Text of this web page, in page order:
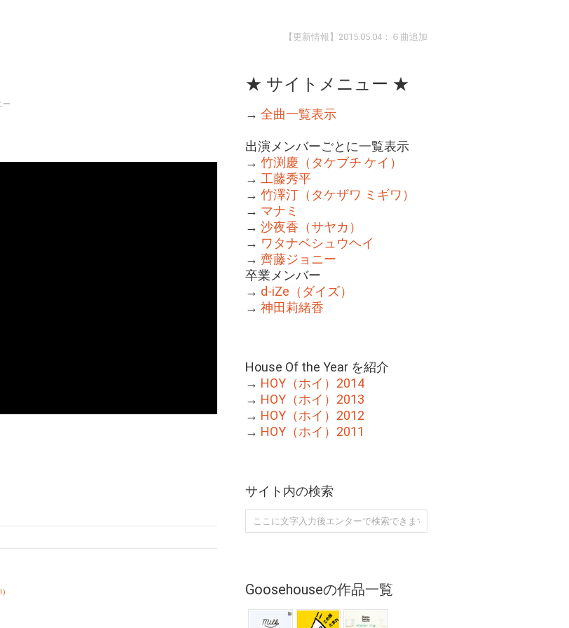
【更新情報】2015.05.04：６曲追加
ー
★ サイトメニュー ★
→ 全曲一覧表示
出演メンバーごとに一覧表示
→ 竹渕慶（タケブチ ケイ）
→ 工藤秀平
→ 竹澤汀（タケザワ ミギワ）
→ マナミ
→ 沙夜香（サヤカ）
→ ワタナベシュウヘイ
→ 齊藤ジョニー
卒業メンバー
→ d-iZe（ダイズ）
→ 神田莉緒香
House Of the Year を紹介
→ HOY（ホイ）2014
→ HOY（ホイ）2013
→ HOY（ホイ）2012
→ HOY（ホイ）2011
サイト内の検索
Goosehouseの作品一覧